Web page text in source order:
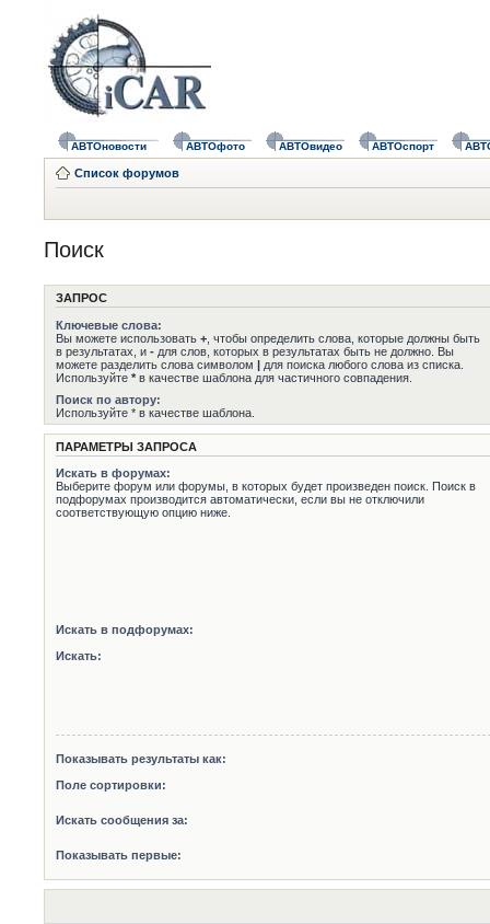
АВТОновости АВТОфото АВТОвидео АВТОспорт
Список форумов
Поиск
ЗАПРОС
Ключевые слова:
Вы можете использовать + , чтобы определить слова, которые должны быть
в результатах, и - для слов, которых в результатах быть не должно. Вы
можете разделить слова символом | для поиска любого слова из списка.
Используйте * в качестве шаблона для частичного совпадения.
Поиск по автору:
Используйте * в качестве шаблона.
ПАРАМЕТРЫ ЗАПРОСА
Искать в форумах:
Выберите форум или форумы, в которых будет произведен поиск. Поиск в
подфорумах производится автоматически, если вы не отключили
соответствующую опцию ниже.
Искать в подфорумах:
Искать:
Показывать результаты как:
Поле сортировки:
Искать сообщения за:
Показывать первые: